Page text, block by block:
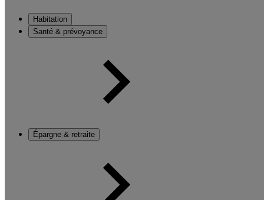
Habitation
Santé & prévoyance
Épargne & retraite